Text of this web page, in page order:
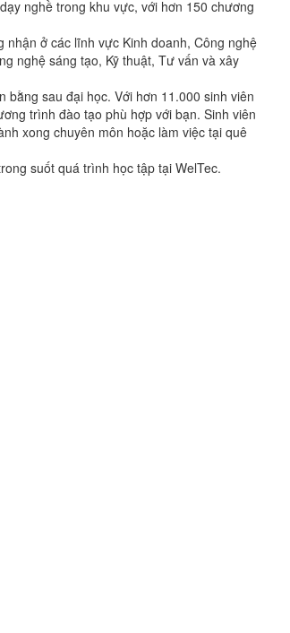
nghề trong khu vực, với hơn 150 chương
ở các lĩnh vực Kinh doanh, Công nghệ
nghệ sáng tạo, Kỹ thuật, Tư vấn và xây
sau đại học. Với hơn 11.000 sinh viên
trình đào tạo phù hợp với bạn. Sinh viên
xong chuyên môn hoặc làm việc tại quê
suốt quá trình học tập tại WelTec.